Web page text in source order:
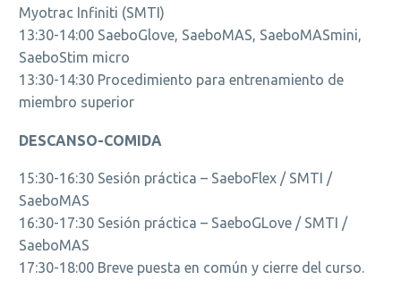
Myotrac Infiniti (SMTI)
13:30-14:00 SaeboGlove, SaeboMAS, SaeboMASmini,
SaeboStim micro
13:30-14:30 Procedimiento para entrenamiento de
miembro superior
DESCANSO-COMIDA
15:30-16:30 Sesión práctica – SaeboFlex / SMTI /
SaeboMAS
16:30-17:30 Sesión práctica – SaeboGLove / SMTI /
SaeboMAS
17:30-18:00 Breve puesta en común y cierre del curso.